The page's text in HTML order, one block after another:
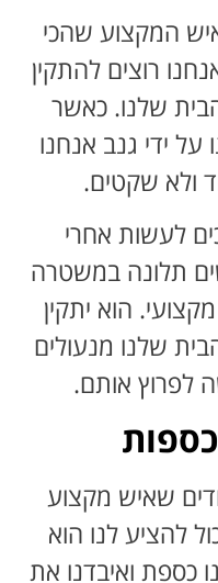
המקצוע שהכי
רוצים להתקין
שלנו. כאשר
על ידי גנב אנחנו
ולא שקטים.
לעשות אחרי
תלונה במשטרה
מקצועי. הוא יתקין
שלנו מנעולים
לפרוץ אותם.
שאיש מקצוע
להציע לנו הוא
כספת ואיבדנו את